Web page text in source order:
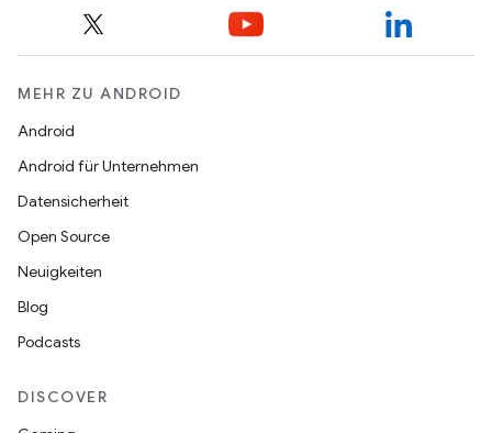
MEHR ZU ANDROID
Android
Android für Unternehmen
Datensicherheit
Open Source
Neuigkeiten
Blog
Podcasts
DISCOVER